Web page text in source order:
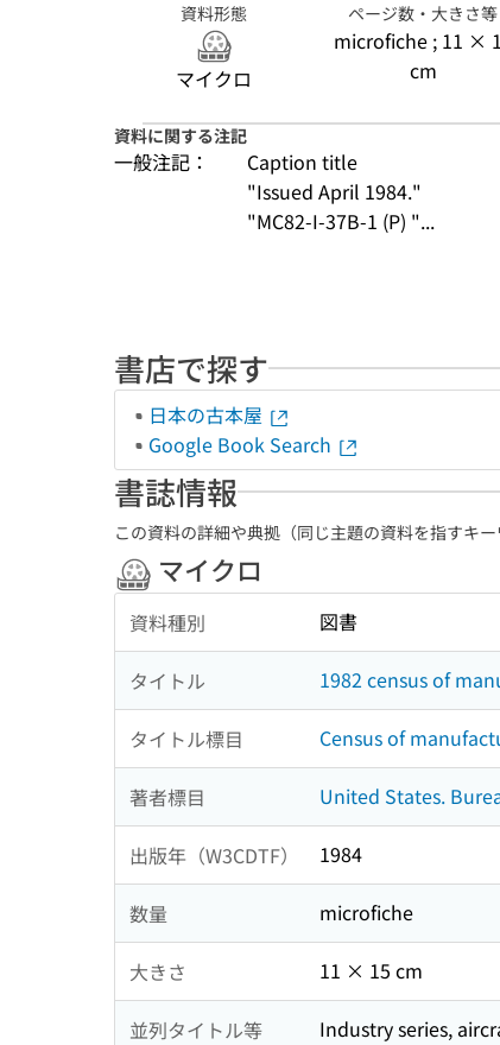
資料形態
マイクロ
ページ数・大きさ等
microfiche ; 11 ×
cm
資料に関する注記
一般注記：
Caption title
"Issued April 1984."
"MC82-I-37B-1 (P) "...
書店で探す
日本の古本屋
Google Book Search
書誌情報
この資料の詳細や典拠（同じ主題の資料を指すキ
マイクロ
資料種別 図書
タイトル 1982 census of
タイトル標目 Census of
著者標目 United States.
出版年（W3CDTF） 1984
数量 microfiche
大きさ 11 × 15 cm
並列タイトル等
Industry series,